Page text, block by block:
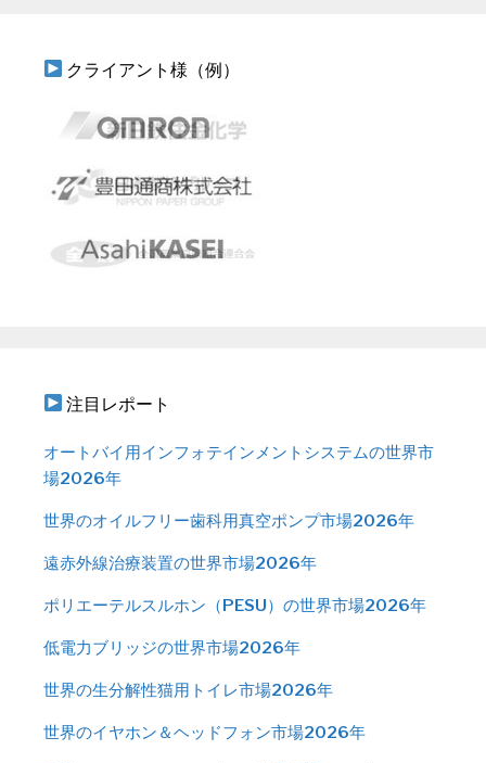
クライアント様（例）
注目レポート
オートバイ用インフォテインメントシステムの世界市
場2026年
世界のオイルフリー歯科用真空ポンプ市場2026年
遠赤外線治療装置の世界市場2026年
ポリエーテルスルホン（PESU）の世界市場2026年
低電力ブリッジの世界市場2026年
世界の生分解性猫用トイレ市場2026年
世界のイヤホン＆ヘッドフォン市場2026年